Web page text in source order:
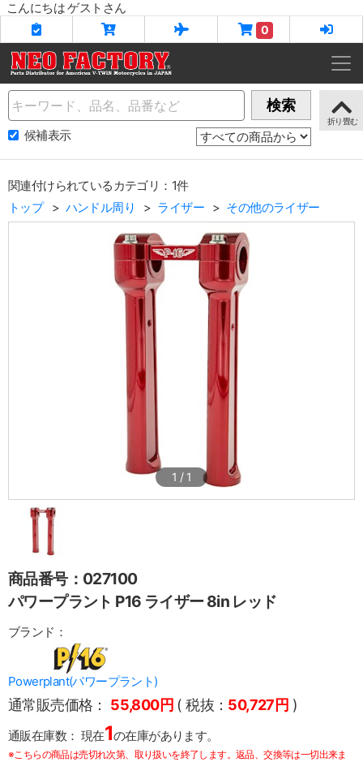
こんにちは ゲストさん
0
Name 検索
候補表示
関連付けられているカテゴリ：1件
トップ
ハンドル周り ライザー その他のライザー
1 / 1
商品番号：027100
パワープラント P16 ライザー 8in レッド
ブランド：
Powerplant(パワープラント)
通常販売価格： 55,800円 ( 税抜： 50,727円 )
通販在庫数： 現在1の在庫があります。
※こちらの商品は売切れ次第、取り扱いを終了します。返品、交換等は一切出来ま